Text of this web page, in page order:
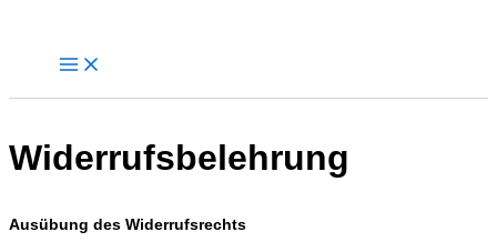
Widerrufsbelehrung
Ausübung des Widerrufsrechts